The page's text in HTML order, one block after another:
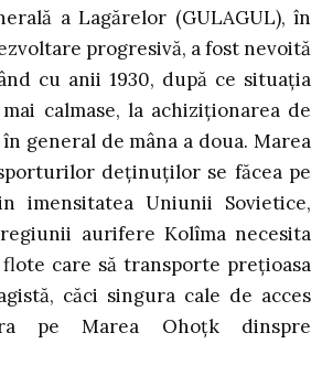
a Lagărelor (GULAGUL), în
progresivă, a fost nevoită
cu anii 1930, după ce situaţia
calmase, la achiziţionarea de
general de mâna a doua. Marea
deţinuţilor se făcea pe
imensitatea Uniunii Sovietice,
aurifere Kolîma necesita
care să transporte preţioasa
căci singura cale de acces
pe Marea Ohoţk dinspre